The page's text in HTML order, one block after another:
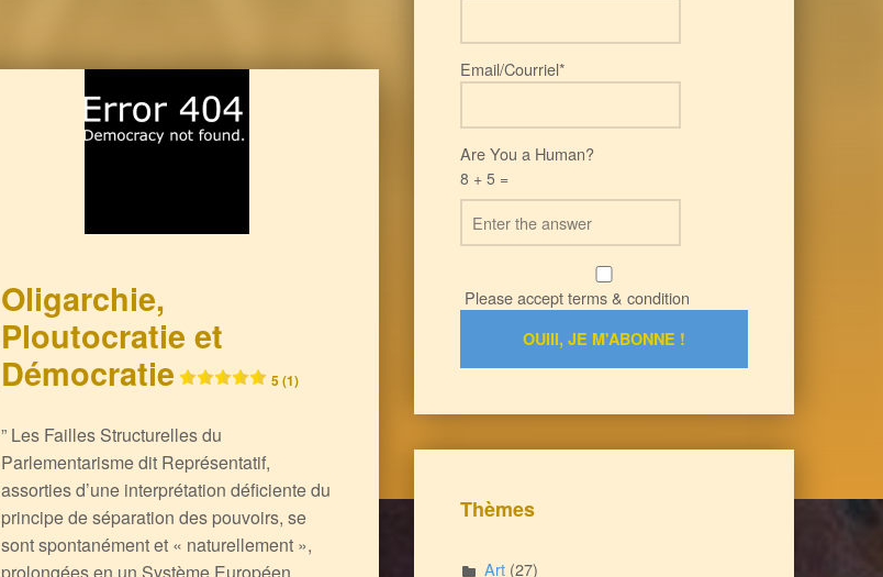
Oligarchie,
Ploutocratie et
Démocratie
5 (1)
” Les Failles Structurelles du
Parlementarisme dit Représentatif,
assorties d’une interprétation déficiente du
principe de séparation des pouvoirs, se
sont spontanément et « naturellement »,
prolongées en un Système Européen
Email/Courriel*
Are You a Human?
8 + 5 =
Please accept terms & condition
Thèmes
Art(27)